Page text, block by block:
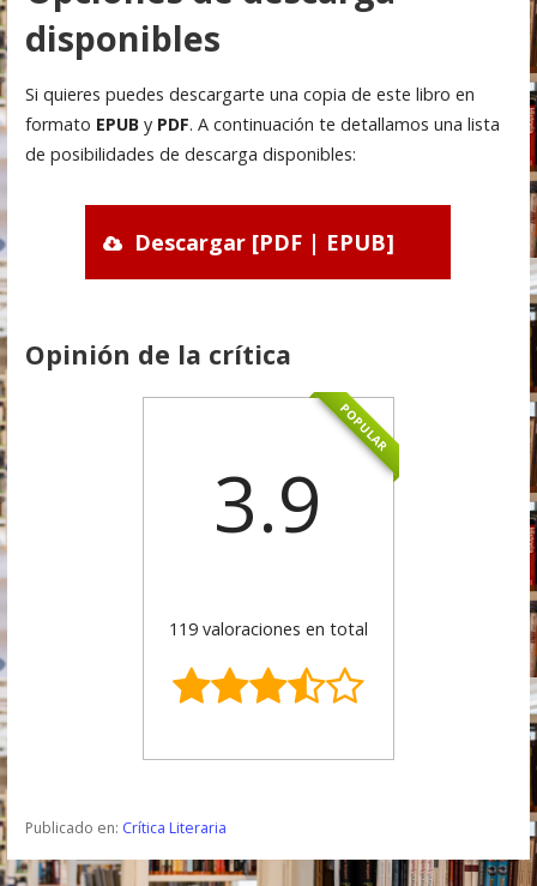
disponibles
Si quieres puedes descargarte una copia de este libro en
formato EPUBy PDF. A continuación te detallamos una lista
de posibilidades de descarga disponibles:
Descargar [PDF | EPUB]
Opinión de la crítica
POPULAR
3.9
119 valoraciones en total
Publicado en: Crítica Literaria